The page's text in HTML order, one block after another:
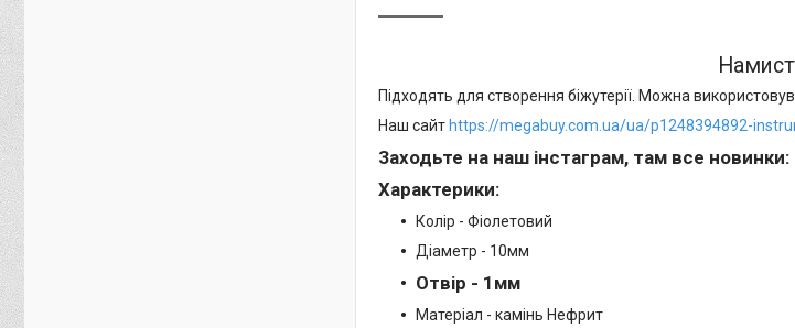
Підходять для створення біжутерії. Можна
Наш сайт https://megabuy.com.ua/ua/p1248394892-
Заходьте на наш інстаграм, там все новинки:
Характерики:
Колір - Фіолетовий
Діаметр - 10мм
Отвір - 1мм
Матеріал - камінь Нефрит